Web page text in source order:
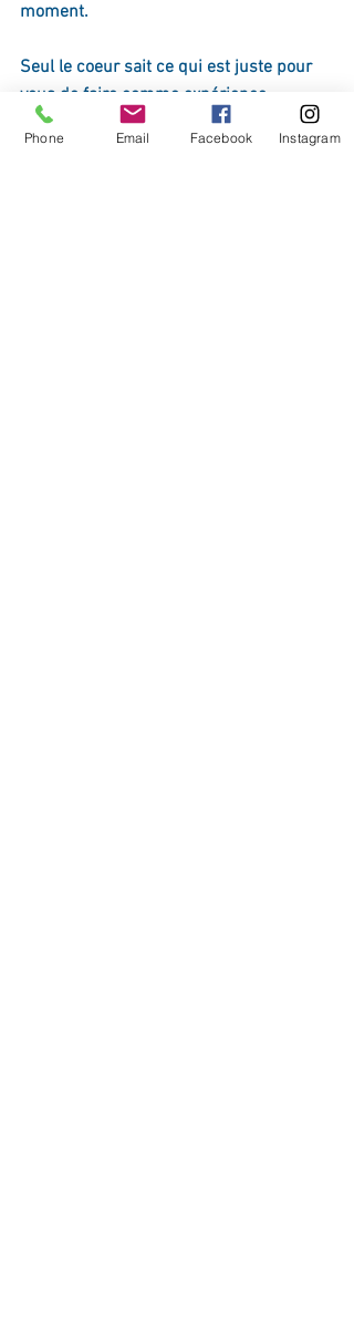
moment.
Seul le coeur sait ce qui est juste pour
vous de faire comme expérience.
Publication écrite par Barbara Hocquette
Phone Email Facebook Instagram